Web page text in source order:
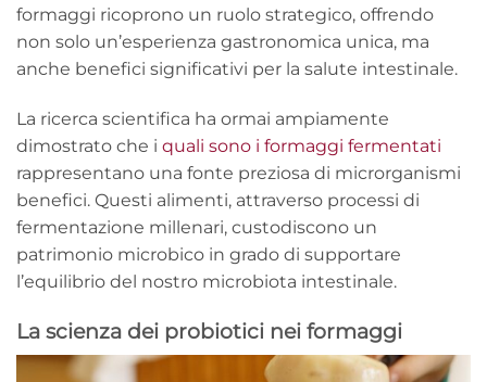
formaggi ricoprono un ruolo strategico, offrendo
non solo un’esperienza gastronomica unica, ma
anche benefici significativi per la salute intestinale.
La ricerca scientifica ha ormai ampiamente
dimostrato che i quali sono i formaggi fermentati
rappresentano una fonte preziosa di microrganismi
benefici. Questi alimenti, attraverso processi di
fermentazione millenari, custodiscono un
patrimonio microbico in grado di supportare
l’equilibrio del nostro microbiota intestinale.
La scienza dei probiotici nei formaggi